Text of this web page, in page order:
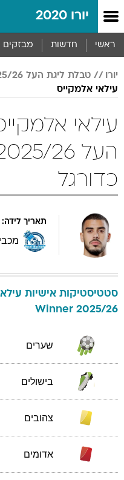
יורו 2020
ראשי חדשות מבזקים
יורו טבלת ליגת העל 2025/26 Winner
עילאי אלמקייס
עילאי
כדורגל
תאריך לידה:
סטטיסטיקות אישיות
2025/26 Winner
שערים
בישולים
צהובים
אדומים